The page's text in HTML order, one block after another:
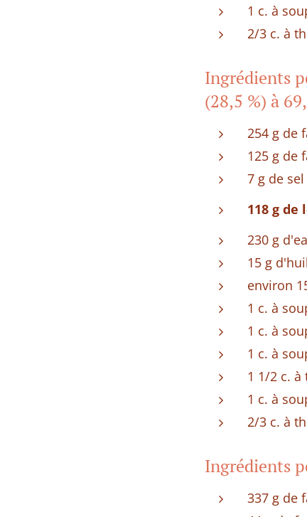
1 c. à
2/3 c. à
Ingrédients
(28,5 %) à
254 g de
125 g de
7 g de
118 g
230 g
15 g
environ
1 c. à
1 c. à
1 c. à
1 1/2 c.
1 c. à
2/3 c. à
Ingrédients
337 g de